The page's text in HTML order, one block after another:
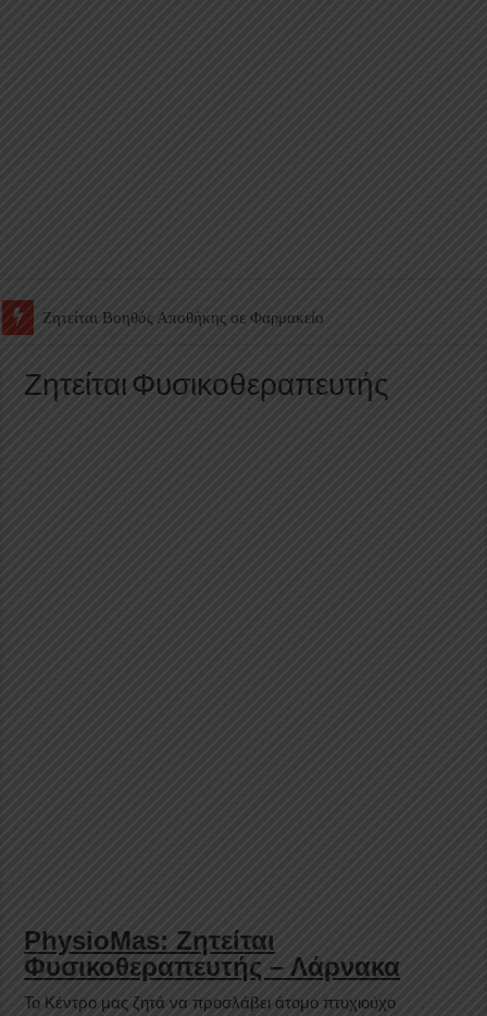
Ζητείται Βοηθός Αποθήκης σε Φαρμακείο
Ζητείται Φυσικοθεραπευτής
PhysioMas: Ζητείται
Φυσικοθεραπευτής – Λάρνακα
Το Κέντρο μας ζητά να προσλάβει άτομο πτυχιούχο